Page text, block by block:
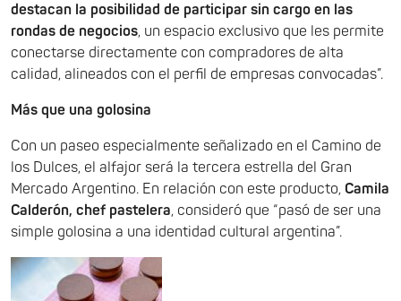
destacan la posibilidad de participar sin cargo en las
rondas de negocios, un espacio exclusivo que les permite
conectarse directamente con compradores de alta
calidad, alineados con el perfil de empresas convocadas”.
Más que una golosina
Con un paseo especialmente señalizado en el Camino de
los Dulces, el alfajor será la tercera estrella del Gran
Mercado Argentino. En relación con este producto, Camila
Calderón, chef pastelera, consideró que “pasó de ser una
simple golosina a una identidad cultural argentina”.